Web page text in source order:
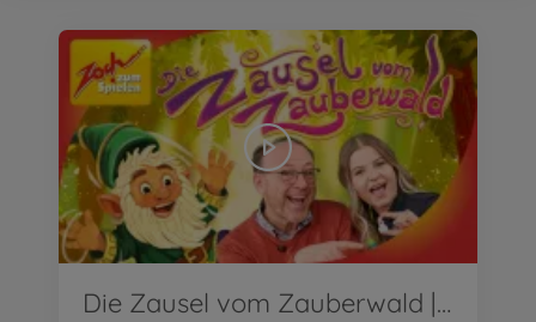
Die Zausel vom Zauberwald | Wir stellen vor!